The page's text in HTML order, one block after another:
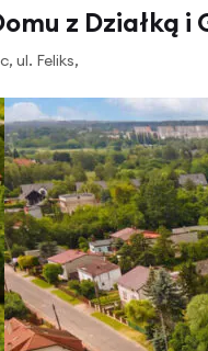
z Działką
ul. Feliks,